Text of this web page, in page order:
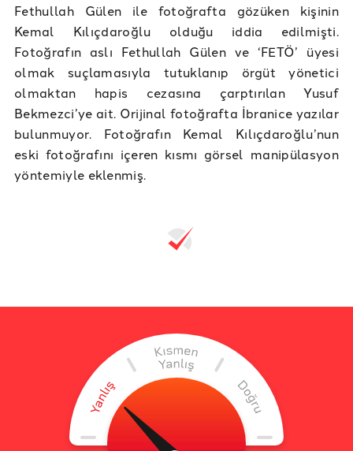
Fethullah Gülen ile fotoğrafta gözüken kişinin
Kemal Kılıçdaroğlu olduğu iddia edilmişti.
Fotoğrafın aslı Fethullah Gülen ve ‘FETÖ’ üyesi
olmak suçlamasıyla tutuklanıp örgüt yönetici
olmaktan hapis cezasına çarptırılan Yusuf
Bekmezci’ye ait. Orijinal fotoğrafta İbranice yazılar
bulunmuyor. Fotoğrafın Kemal Kılıçdaroğlu’nun
eski fotoğrafını içeren kısmı görsel manipülasyon
yöntemiyle eklenmiş.